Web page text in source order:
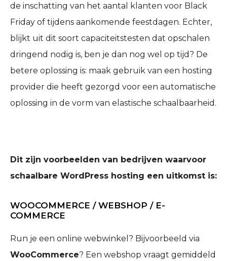
de inschatting van het aantal klanten voor Black
Friday of tijdens aankomende feestdagen. Echter,
blijkt uit dit soort capaciteitstesten dat opschalen
dringend nodig is, ben je dan nog wel op tijd? De
betere oplossing is: maak gebruik van een hosting
provider die heeft gezorgd voor een automatische
oplossing in de vorm van elastische schaalbaarheid.
Dit zijn voorbeelden van bedrijven waarvoor
schaalbare WordPress hosting een uitkomst is:
WOOCOMMERCE / WEBSHOP / E-
COMMERCE
Run je een online webwinkel? Bijvoorbeeld via
WooCommerce? Een webshop vraagt gemiddeld